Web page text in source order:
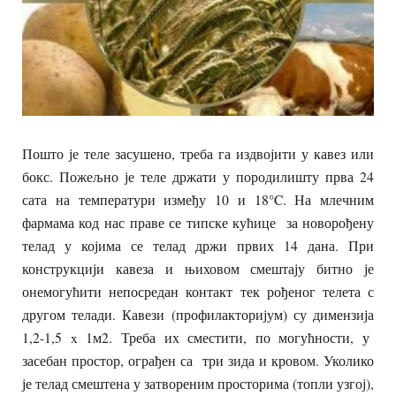
Пошто је теле засушено, треба га издвојити у кавез или
бокс. Пожељно је теле држати у породилишту прва 24
сата на температури између 10 и 18°C. На млечним
фармама код нас праве се типске кућице за новорођену
телад у којима се телад држи првих 14 дана. При
конструкцији кавеза и њиховом смештају битно је
онемогућити непосредан контакт тек рођеног телета с
другом телади. Кавези (профилакторијум) су димензија
1,2-1,5 x 1м2. Треба их сместити, по могућности, у
засебан простор, ограђен са три зида и кровом. Уколико
је телад смештена у затвореним просторима (топли узгој),